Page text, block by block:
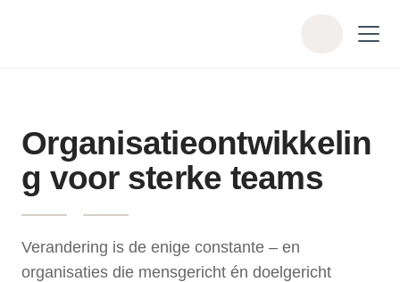
n
Organisatieontwikkelin
g voor sterke teams
Verandering is de enige constante – en
organisaties die mensgericht én doelgericht